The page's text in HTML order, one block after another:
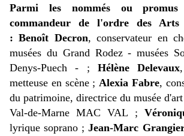
Parmi les nommés ou
commandeur de l'ordre des
: Benoît Decron, conservateur en
musées du Grand Rodez - musées
Denys-Puech - ; Hélène Delevaux
metteuse en scène ; Alexia Fabre,
du patrimoine, directrice du musée
Val-de-Marne MAC VAL ;
lyrique soprano ;Jean-Marc